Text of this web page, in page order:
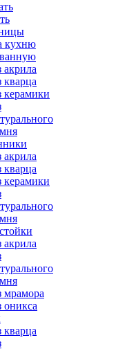
кухню
акрила
кварца
керамики
акрила
кварца
керамики
акрила
мрамора
оникса
кварца